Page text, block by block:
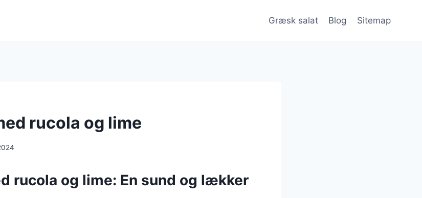
Græsk salat Blog Sitemap
rucola og lime
rucola og lime: En sund og lækker